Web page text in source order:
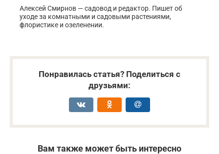
Алексей Смирнов — садовод и редактор. Пишет об
уходе за комнатными и садовыми растениями,
флористике и озеленении.
Понравилась статья? Поделиться с
друзьями:
Вам также может быть интересно